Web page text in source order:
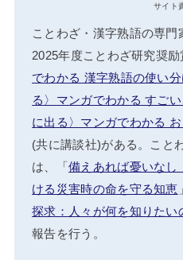
サイト
ことわざ・漢字熟語の専門
2025年度ことわざ研究奨
でわかる 漢字熟語の使い
る〉マンガでわかる すご
に出る〉マンガでわかる
(共に講談社)がある。こと
は、「備えあれば憂いなし
ける災害時の命を守る知恵
探求：人々が何を知りたい
報告を行う。